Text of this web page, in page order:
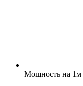
Мощность на 1м